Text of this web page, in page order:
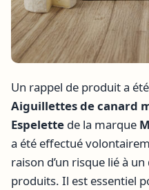
Un rappel de produit a
Aiguillettes de canard
Espelette de la marque
a été effectué
raison d’un risque lié à
produits. Il est essentiel